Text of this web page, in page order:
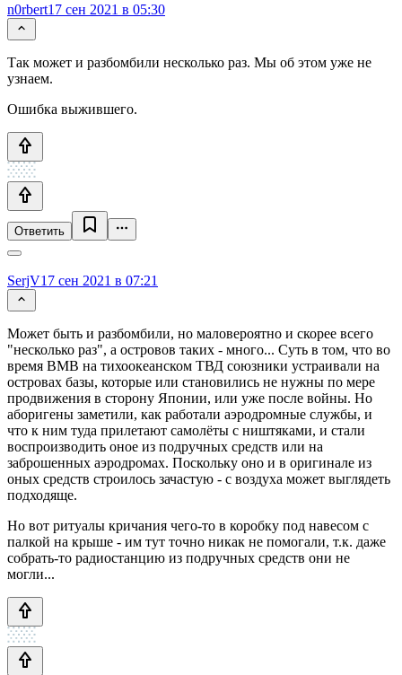
n0rbert17 сен 2021 в 05:30
Так может и разбомбили несколько раз. Мы об этом уже не
узнаем.
Ошибка выжившего.
Ответить
SerjV17 сен 2021 в 07:21
Может быть и разбомбили, но маловероятно и скорее всего
"несколько раз", а островов таких - много... Суть в том, что во
время ВМВ на тихоокеанском ТВД союзники устраивали на
островах базы, которые или становились не нужны по мере
продвижения в сторону Японии, или уже после войны. Но
аборигены заметили, как работали аэродромные службы, и
что к ним туда прилетают самолёты с ништяками, и стали
воспроизводить оное из подручных средств или на
заброшенных аэродромах. Поскольку оно и в оригинале из
оных средств строилось зачастую - с воздуха может выглядеть
подходяще.
Но вот ритуалы кричания чего-то в коробку под навесом с
палкой на крыше - им тут точно никак не помогали, т.к. даже
собрать-то радиостанцию из подручных средств они не
могли...